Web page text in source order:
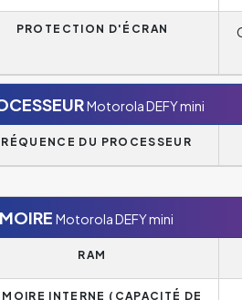
PROTECTION D'ÉCRAN
Motorola DEFY mini
DU PROCESSEUR
Motorola DEFY mini
RAM
INTERNE (CAPACITÉ DE